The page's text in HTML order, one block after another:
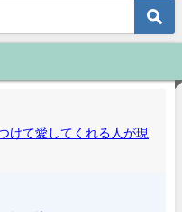
けて愛してくれる人が現